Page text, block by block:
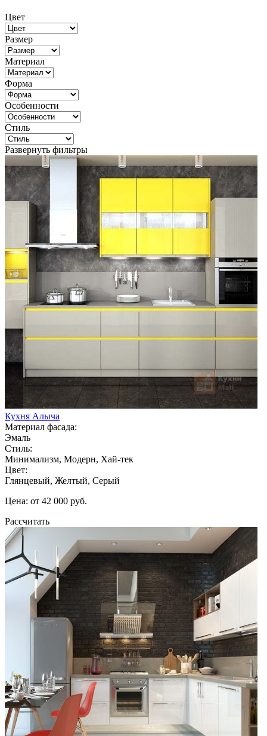
Цвет
Размер
Материал
Форма
Особенности
Стиль
Развернуть фильтры
Кухня Алыча
Материал фасада:
Эмаль
Стиль:
Минимализм, Модерн, Хай-тек
Цвет:
Глянцевый, Желтый, Серый
Цена: от 42 000 руб.
Рассчитать